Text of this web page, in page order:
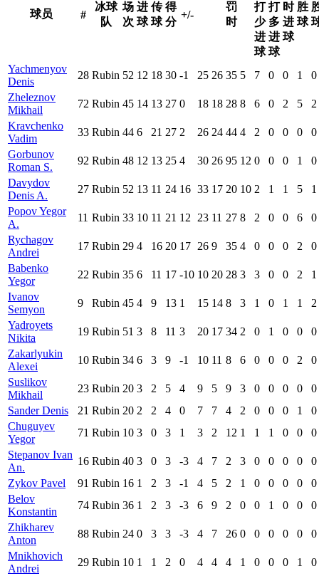
球员 #
冰球
队
场
次
进
球
传
球
得
分
+/-
罚
时
打
少
进
球
打
多
进
球
时
进
球
胜
球
Yachmenyov
Denis
28 Rubin 52 12 18 30 -1 25 26 35 5 7 0 0 1
0
Zheleznov
Mikhail
72 Rubin 45 14 13 27 0 18 18 28 8 6 0 2 5
2
Kravchenko
Vadim
33 Rubin 44 6 21 27 2 26 24 44 4 2 0 0 0
0
Gorbunov
Roman S.
92 Rubin 48 12 13 25 4 30 26 95 12 0 0 0 1
0
Davydov
Denis A.
27 Rubin 52 13 11 24 16 33 17 20 10 2 1 1 5
1
Popov Yegor
A.
11 Rubin 33 10 11 21 12 23 11 27 8 2 0 0 6
0
Rychagov
Andrei
17 Rubin 29 4 16 20 17 26 9 35 4 0 0 0 2
0
Babenko
Yegor
22 Rubin 35 6 11 17 -10 10 20 28 3 3 0 0 2
1
Ivanov
Semyon
9 Rubin 45 4 9 13 1 15 14 8 3 1 0 1 1
2
Yadroyets
Nikita
19 Rubin 51 3 8 11 3 20 17 34 2 0 1 0 0
0
Zakarlyukin
Alexei
10 Rubin 34 6 3 9 -1 10 11 8 6 0 0 0 2
0
Suslikov
Mikhail
23 Rubin 20 3 2 5 4 9 5 9 3 0 0 0 0
0
Sander Denis
21 Rubin 20 2 2 4 0 7 7 4 2 0 0 0 1
0
Chuguyev
Yegor
71 Rubin 10 3 0 3 1 3 2 12 1 1 1 0 0
0
Stepanov Ivan
An.
16 Rubin 40 3 0 3 -3 4 7 2 3 0 0 0 0
0
Zykov Pavel
91 Rubin 16 1 2 3 -1 4 5 2 1 0 0 0 0
0
Belov
Konstantin
74 Rubin 36 1 2 3 -3 6 9 2 0 0 1 0 0
0
Zhikharev
Anton
88 Rubin 24 0 3 3 -3 4 7 26 0 0 0 0 0
0
Mnikhovich
Andrei
29 Rubin 10 1 1 2 0 4 4 4 1 0 0 0 1
0